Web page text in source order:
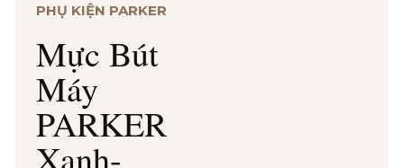
PHỤ KIỆN PARKER
Mực Bút
Máy
PARKER
Xanh-